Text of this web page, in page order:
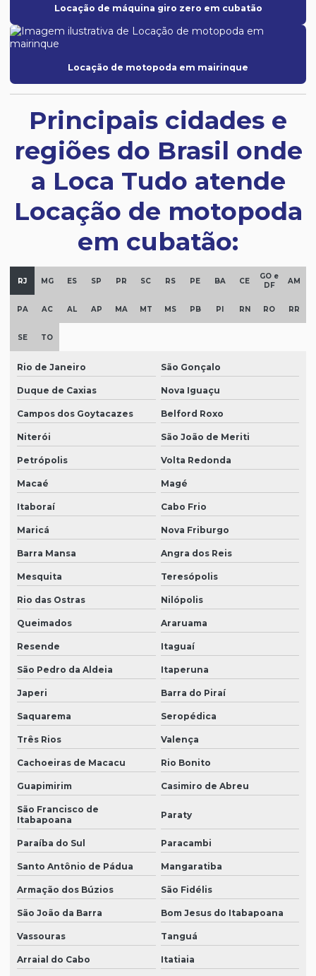
Locação de máquina giro zero em cubatão
Locação de motopoda em mairinque
Principais cidades e
regiões do Brasil onde
a Loca Tudo atende
Locação de motopoda
em cubatão:
RJ MG ES SP PR SC RS PE BA CE
GO e
DF
AM
PA AC AL AP MA MT MS PB PI RN RO RR
SE TO
Rio de Janeiro São Gonçalo
Duque de Caxias Nova Iguaçu
Campos dos Goytacazes Belford Roxo
Niterói São João de Meriti
Petrópolis Volta Redonda
Macaé Magé
Itaboraí Cabo Frio
Maricá Nova Friburgo
Barra Mansa Angra dos Reis
Mesquita Teresópolis
Rio das Ostras Nilópolis
Queimados Araruama
Resende Itaguaí
São Pedro da Aldeia Itaperuna
Japeri Barra do Piraí
Saquarema Seropédica
Três Rios Valença
Cachoeiras de Macacu Rio Bonito
Guapimirim Casimiro de Abreu
São Francisco de
Itabapoana
Paraty
Paraíba do Sul Paracambi
Santo Antônio de Pádua Mangaratiba
Armação dos Búzios São Fidélis
São João da Barra Bom Jesus do Itabapoana
Vassouras Tanguá
Arraial do Cabo Itatiaia